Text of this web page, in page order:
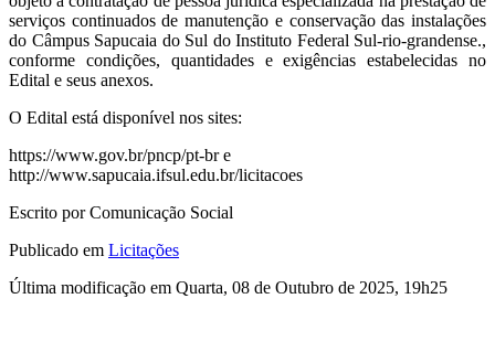
serviços continuados de manutenção e conservação das instalações
do Câmpus Sapucaia do Sul do Instituto Federal Sul-rio-grandense.,
conforme condições, quantidades e exigências estabelecidas no
Edital e seus anexos.
O Edital está disponível nos sites:
https://www.gov.br/pncp/pt-br e
http://www.sapucaia.ifsul.edu.br/licitacoes
Escrito por Comunicação Social
Publicado em Licitações
Última modificação em Quarta, 08 de Outubro de 2025, 19h25